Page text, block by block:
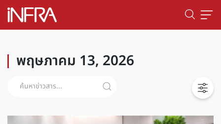
พฤษภาคม 13, 2026